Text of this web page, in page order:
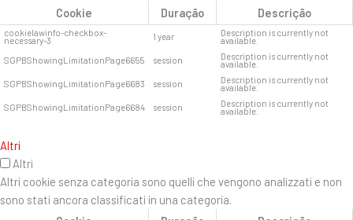
Cookie
Duração Descrição
cookielawinfo-checkbox-
necessary-3 1 year Description is currently not
available.
SGPBShowingLimitationPage6655
session Description is currently not
available.
SGPBShowingLimitationPage6683
session Description is currently not
available.
SGPBShowingLimitationPage6684
session Description is currently not
available.
Altri
Altri
Altri cookie senza categoria sono quelli che vengono analizzati e non
sono stati ancora classificati in una categoria.